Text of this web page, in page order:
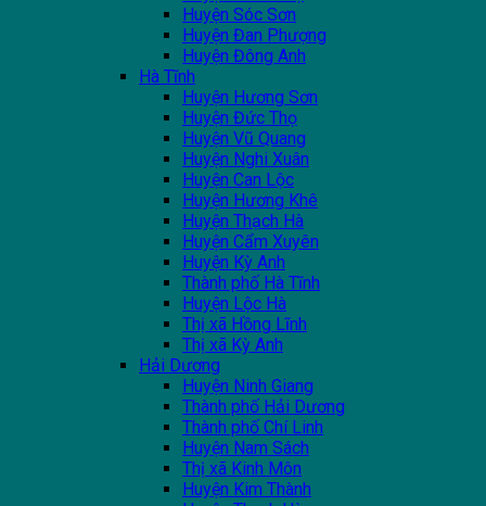
Huyện Sóc Sơn
Huyện Đan Phượng
Huyện Đông Anh
Hà Tĩnh
Huyện Hương Sơn
Huyện Đức Thọ
Huyện Vũ Quang
Huyện Nghi Xuân
Huyện Can Lộc
Huyện Hương Khê
Huyện Thạch Hà
Huyện Cẩm Xuyên
Huyện Kỳ Anh
Thành phố Hà Tĩnh
Huyện Lộc Hà
Thị xã Hồng Lĩnh
Thị xã Kỳ Anh
Hải Dương
Huyện Ninh Giang
Thành phố Hải Dương
Thành phố Chí Linh
Huyện Nam Sách
Thị xã Kinh Môn
Huyện Kim Thành